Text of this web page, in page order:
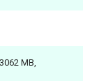
MB,